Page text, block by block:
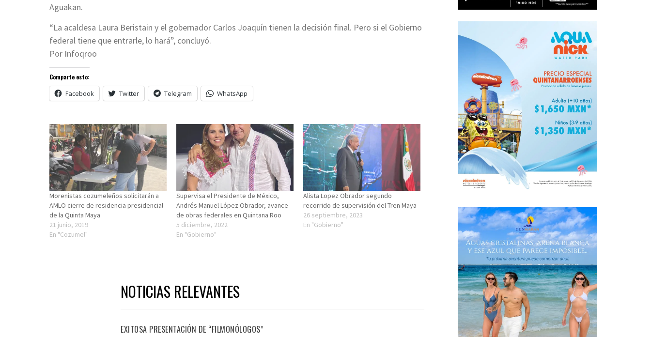
Aguakan.
“La acaldesa Laura Beristain y el gobernador Carlos Joaquín tienen la decisión final. Pero si el Gobierno
federal tiene que entrarle, lo hará”, concluyó.
Por Infoqroo
Comparte esto:
Facebook Twitter Telegram WhatsApp
Morenistas cozumeleños solicitarán a
AMLO cierre de residencia presidencial
de la Quinta Maya
21 junio, 2019
En "Cozumel"
Supervisa el Presidente de México,
Andrés Manuel López Obrador, avance
de obras federales en Quintana Roo
5 diciembre, 2022
En "Gobierno"
Alista Lopez Obrador segundo
recorrido de supervisión del Tren Maya
26 septiembre, 2023
En "Gobierno"
NOTICIAS RELEVANTES
EXITOSA PRESENTACIÓN DE “FILMONÓLOGOS”